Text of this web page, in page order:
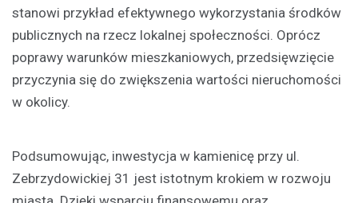
stanowi przykład efektywnego wykorzystania środków
publicznych na rzecz lokalnej społeczności. Oprócz
poprawy warunków mieszkaniowych, przedsięwzięcie
przyczynia się do zwiększenia wartości nieruchomości
w okolicy.
Podsumowując, inwestycja w kamienicę przy ul.
Zebrzydowickiej 31 jest istotnym krokiem w rozwoju